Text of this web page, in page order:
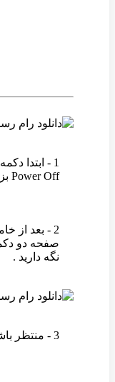
1 - ابتدا
Power Off بزنید تا دستگاه خاموش شود .
2 - بعد از
صفحه دو
نگه دارید .
3 - منتظر باشید تا وارد صفحه ریکاوری بشید .